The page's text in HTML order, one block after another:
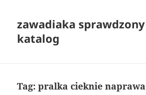
zawadiaka sprawdzony
katalog
Tag:pralka cieknie naprawa